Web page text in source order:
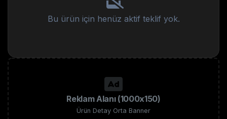
Bu ürün için henüz aktif teklif yok.
Reklam Alanı (1000x150)
Ürün Detay Orta Banner